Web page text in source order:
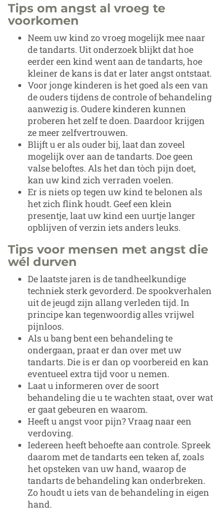
Tips om angst al vroeg te
voorkomen
Neem uw kind zo vroeg mogelijk mee naar
de tandarts. Uit onderzoek blijkt dat hoe
eerder een kind went aan de tandarts, hoe
kleiner de kans is dat er later angst ontstaat.
Voor jonge kinderen is het goed als een van
de ouders tijdens de controle of behandeling
aanwezig is. Oudere kinderen kunnen
proberen het zelf te doen. Daardoor krijgen
ze meer zelfvertrouwen.
Blijft u er als ouder bij, laat dan zoveel
mogelijk over aan de tandarts. Doe geen
valse beloftes. Als het dan tòch pijn doet,
kan uw kind zich verraden voelen.
Er is niets op tegen uw kind te belonen als
het zich flink houdt. Geef een klein
presentje, laat uw kind een uurtje langer
opblijven of verzin iets anders leuks.
Tips voor mensen met angst die
wél durven
De laatste jaren is de tandheelkundige
techniek sterk gevorderd. De spookverhalen
uit de jeugd zijn allang verleden tijd. In
principe kan tegenwoordig alles vrijwel
pijnloos.
Als u bang bent een behandeling te
ondergaan, praat er dan over met uw
tandarts. Die is er dan op voorbereid en kan
eventueel extra tijd voor u nemen.
Laat u informeren over de soort
behandeling die u te wachten staat, over wat
er gaat gebeuren en waarom.
Heeft u angst voor pijn? Vraag naar een
verdoving.
Iedereen heeft behoefte aan controle. Spreek
daarom met de tandarts een teken af, zoals
het opsteken van uw hand, waarop de
tandarts de behandeling kan onderbreken.
Zo houdt u iets van de behandeling in eigen
hand.